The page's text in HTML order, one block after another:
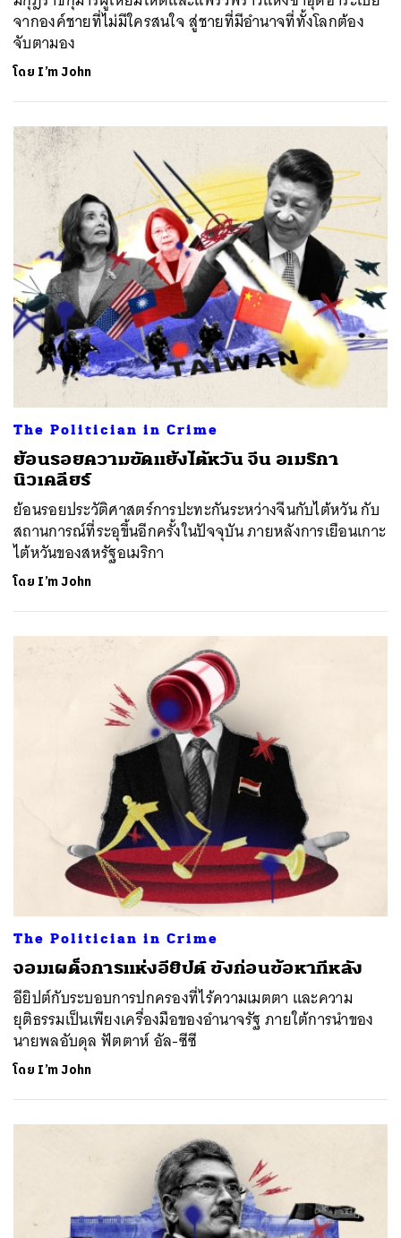
จากองค์ชายที่ไม่มีใครสนใจ สู่ชายที่มีอำนาจที่ทั้งโลกต้อง
จับตามอง
โดย I’m John
The Politician in Crime
ย้อนรอยความขัดแย้งไต้หวัน จีน อเมริกา
นิวเคลียร์
ย้อนรอยประวัติศาสตร์การปะทะกันระหว่างจีนกับไต้หวัน กับ
สถานการณ์ที่ระอุขึ้นอีกครั้งในปัจจุบัน ภายหลังการเยือนเกาะ
ไต้หวันของสหรัฐอเมริกา
โดย I’m John
The Politician in Crime
จอมเผด็จการแห่งอียิปต์ ขังก่อนข้อหาทีหลัง
อียิปต์กับระบอบการปกครองที่ไร้ความเมตตา และความ
ยุติธรรมเป็นเพียงเครื่องมือของอำนาจรัฐ ภายใต้การนำของ
นายพลอับดุล ฟัตตาห์ อัล-ซีซี
โดย I’m John
ค้นหา
SHARE TWEET LINE EMAIL